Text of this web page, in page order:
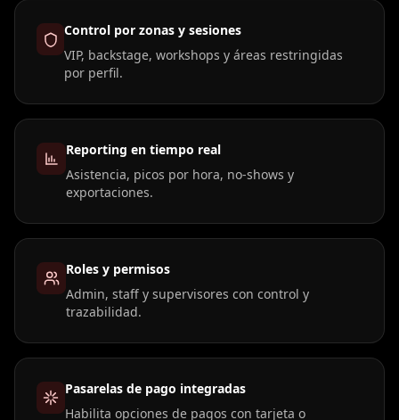
Control por zonas y sesiones
VIP, backstage, workshops y áreas restringidas
por perfil.
Reporting en tiempo real
Asistencia, picos por hora, no-shows y
exportaciones.
Roles y permisos
Admin, staff y supervisores con control y
trazabilidad.
Pasarelas de pago integradas
Habilita opciones de pagos con tarjeta o